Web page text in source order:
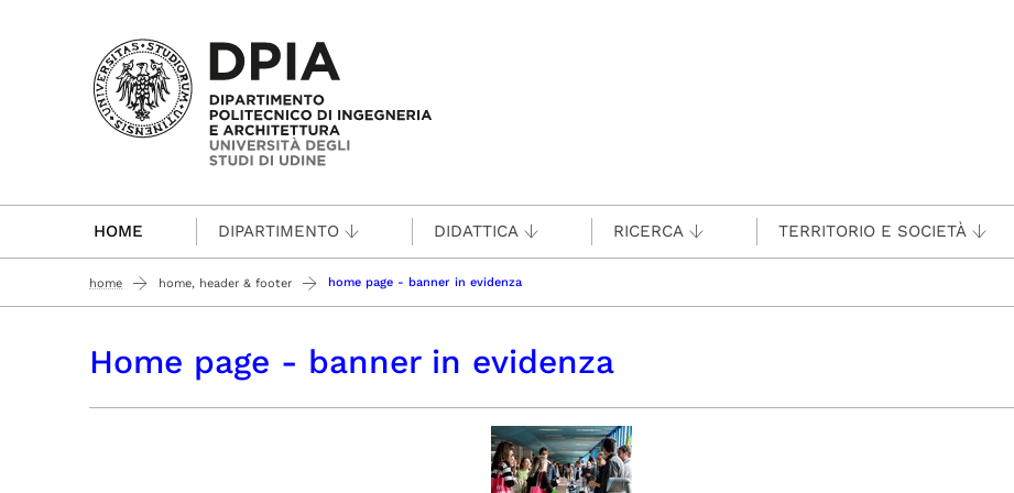
Passa al contenuto principale
HOME DIPARTIMENTO DIDATTICA RICERCA TERRITORIO E SOCIETÀ
home home, header & footer home page - banner in evidenza
Home page - banner in evidenza